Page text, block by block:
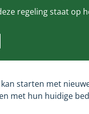
regeling staat op
starten met
met hun huidige